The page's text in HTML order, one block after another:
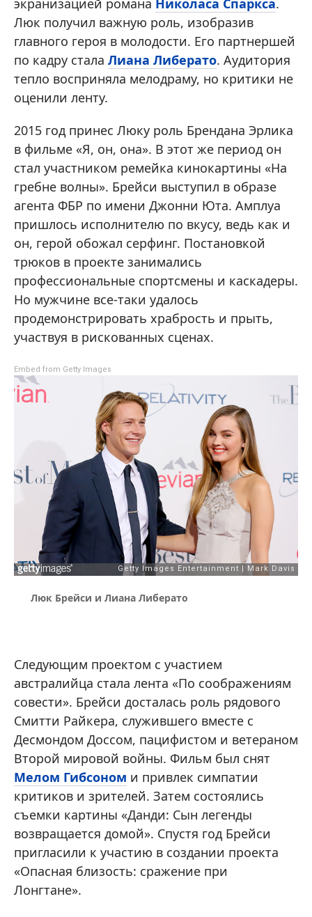
экранизацией романа Николаса Спаркса.
Люк получил важную роль, изобразив
главного героя в молодости. Его партнершей
по кадру стала Лиана Либерато. Аудитория
тепло восприняла мелодраму, но критики не
оценили ленту.
2015 год принес Люку роль Брендана Эрлика
в фильме «Я, он, она». В этот же период он
стал участником ремейка кинокартины «На
гребне волны». Брейси выступил в образе
агента ФБР по имени Джонни Юта. Амплуа
пришлось исполнителю по вкусу, ведь как и
он, герой обожал серфинг. Постановкой
трюков в проекте занимались
профессиональные спортсмены и каскадеры.
Но мужчине все-таки удалось
продемонстрировать храбрость и прыть,
участвуя в рискованных сценах.
Embed from Getty Images
Люк Брейси и Лиана Либерато
Следующим проектом с участием
австралийца стала лента «По соображениям
совести». Брейси досталась роль рядового
Смитти Райкера, служившего вместе с
Десмондом Доссом, пацифистом и ветераном
Второй мировой войны. Фильм был снят
Мелом Гибсоном и привлек симпатии
критиков и зрителей. Затем состоялись
съемки картины «Данди: Сын легенды
возвращается домой». Спустя год Брейси
пригласили к участию в создании проекта
«Опасная близость: сражение при
Лонгтане».